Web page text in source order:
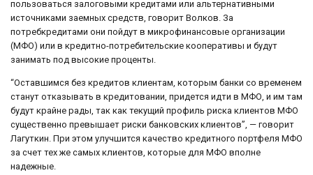
пользоваться залоговыми кредитами или альтернативными
источниками заемных средств, говорит Волков. За
потребкредитами они пойдут в микрофинансовые организации
(МФО) или в кредитно-потребительские кооперативы и будут
занимать под высокие проценты.
“Оставшимся без кредитов клиентам, которым банки со временем
станут отказывать в кредитовании, придется идти в МФО, и им там
будут крайне рады, так как текущий профиль риска клиентов МФО
существенно превышает риски банковских клиентов”, — говорит
Лагуткин. При этом улучшится качество кредитного портфеля МФО
за счет тех же самых клиентов, которые для МФО вполне
надежные.